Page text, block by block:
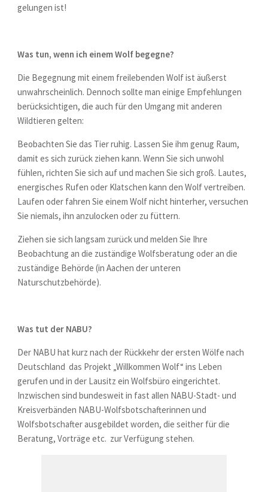
gelungen ist!
Was tun, wenn ich einem Wolf begegne?
Die Begegnung mit einem freilebenden Wolf ist äußerst
unwahrscheinlich. Dennoch sollte man einige Empfehlungen
berücksichtigen, die auch für den Umgang mit anderen
Wildtieren gelten:
Beobachten Sie das Tier ruhig. Lassen Sie ihm genug Raum,
damit es sich zurück ziehen kann. Wenn Sie sich unwohl
fühlen, richten Sie sich auf und machen Sie sich groß. Lautes,
energisches Rufen oder Klatschen kann den Wolf vertreiben.
Laufen oder fahren Sie einem Wolf nicht hinterher, versuchen
Sie niemals, ihn anzulocken oder zu füttern.
Ziehen sie sich langsam zurück und melden Sie Ihre
Beobachtung an die zuständige Wolfsberatung oder an die
zuständige Behörde (in Aachen der unteren
Naturschutzbehörde).
Was tut der NABU?
Der NABU hat kurz nach der Rückkehr der ersten Wölfe nach
Deutschland das Projekt „Willkommen Wolf“ ins Leben
gerufen und in der Lausitz ein Wolfsbüro eingerichtet.
Inzwischen sind bundesweit in fast allen NABU-Stadt- und
Kreisverbänden NABU-Wolfsbotschafterinnen und
Wolfsbotschafter ausgebildet worden, die seither für die
Beratung, Vorträge etc. zur Verfügung stehen.